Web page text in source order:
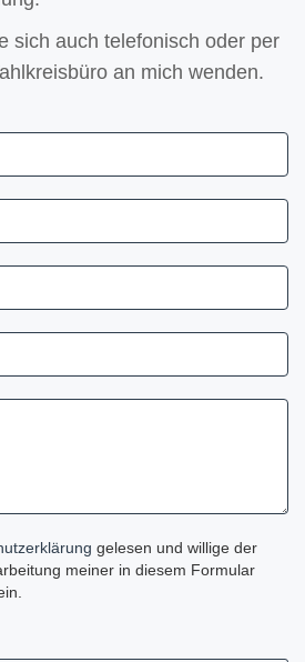
sich auch telefonisch oder per
an mich wenden.
gelesen und willige der
meiner in diesem Formular